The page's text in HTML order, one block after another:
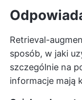
Retrieval-
sposób, w jaki
szczególnie na
informacje mają